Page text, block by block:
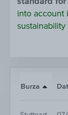
into account
sustainability
Burza